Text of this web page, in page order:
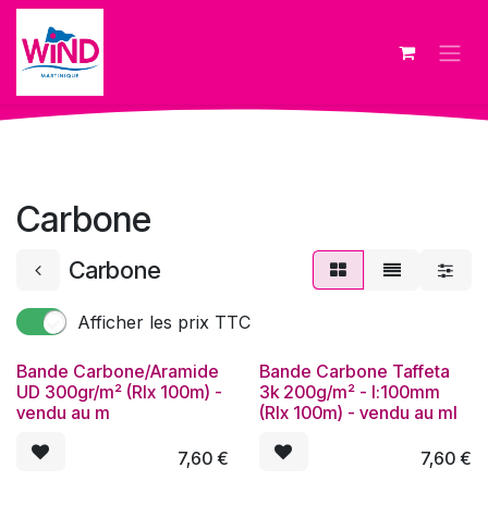
Se rendre au contenu
Carbone
Carbone
Afficher les prix TTC
Bande Carbone/Aramide
UD 300gr/m² (Rlx 100m) -
vendu au m
7,60€
Bande Carbone Taffeta
3k 200g/m² - l:100mm
(Rlx 100m) - vendu au ml
7,60€